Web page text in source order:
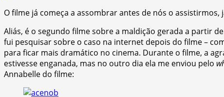
O filme já começa a assombrar antes de nós o assistirmos,
Aliás, é o segundo filme sobre a maldição gerada a partir
fui pesquisar sobre o caso na internet depois do filme –
para ficar mais dramático no cinema. Durante o filme, a
estivesse enganada, mas no outro dia ela me enviou pelo
Annabelle do filme: